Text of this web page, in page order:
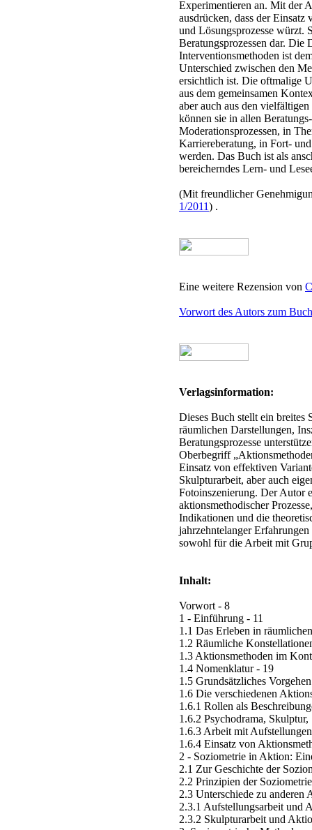
Experimentieren an. Mit der
ausdrücken, dass der
und Lösungsprozesse würzt.
Beratungsprozessen dar. Die
Interventionsmethoden ist
Unterschied zwischen den
ersichtlich ist. Die oftmalige
aus dem gemeinsamen
aber auch aus den
können sie in allen
Moderationsprozessen, in
Karriereberatung, in Fort-
werden. Das Buch ist als
bereicherndes Lern- und
(Mit freundlicher
1/2011) .
Eine weitere Rezension von
Vorwort des Autors zum Buch
Verlagsinformation:
Dieses Buch stellt ein
räumlichen Darstellungen,
Beratungsprozesse
Oberbegriff
Einsatz von effektiven
Skulpturarbeit, aber auch
Fotoinszenierung. Der Autor
aktionsmethodischer
Indikationen und die
jahrzehntelanger
sowohl für die Arbeit mit
Inhalt:
Vorwort - 8
1 - Einführung - 11
1.1 Das Erleben in
1.2 Räumliche
1.3 Aktionsmethoden im
1.4 Nomenklatur - 19
1.5 Grundsätzliches
1.6 Die verschiedenen
1.6.1 Rollen als
1.6.2 Psychodrama,
1.6.3 Arbeit mit
1.6.4 Einsatz von
2 - Soziometrie in Aktion:
2.1 Zur Geschichte der
2.2 Prinzipien der
2.3 Unterschiede zu anderen
2.3.1 Aufstellungsarbeit und
2.3.2 Skulpturarbeit und